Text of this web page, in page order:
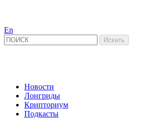
En
Новости
Лонгриды
Крипториум
Подкасты